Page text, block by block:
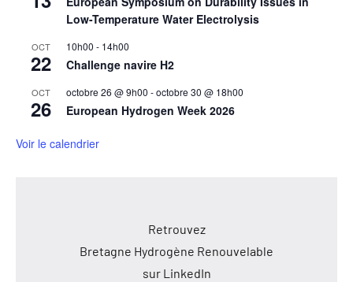
Low-Temperature Water Electrolysis
OCT
22
10h00 - 14h00
Challenge navire H2
OCT
26
octobre 26 @ 9h00 -octobre 30 @ 18h00
European Hydrogen Week 2026
Voir le calendrier
Retrouvez
Bretagne Hydrogène Renouvelable
sur LinkedIn